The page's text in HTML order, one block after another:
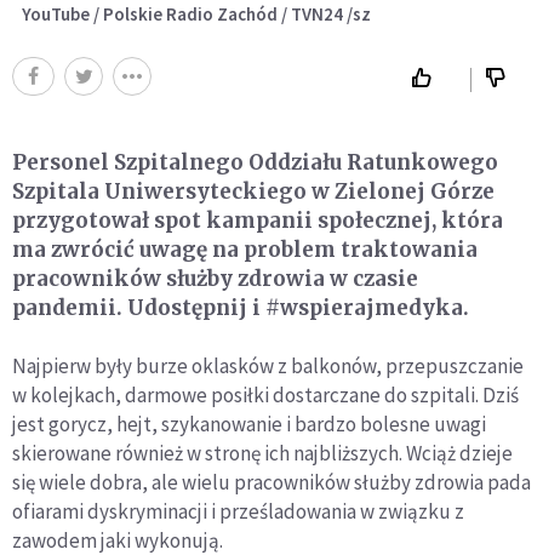
YouTube / Polskie Radio Zachód / TVN24 /sz
Personel Szpitalnego Oddziału Ratunkowego
Szpitala Uniwersyteckiego w Zielonej Górze
przygotował spot kampanii społecznej, która
ma zwrócić uwagę na problem traktowania
pracowników służby zdrowia w czasie
pandemii. Udostępnij i #wspierajmedyka.
Najpierw były burze oklasków z balkonów, przepuszczanie
w kolejkach, darmowe posiłki dostarczane do szpitali. Dziś
jest gorycz, hejt, szykanowanie i bardzo bolesne uwagi
skierowane również w stronę ich najbliższych. Wciąż dzieje
się wiele dobra, ale wielu pracowników służby zdrowia pada
ofiarami dyskryminacji i prześladowania w związku z
zawodem jaki wykonują.